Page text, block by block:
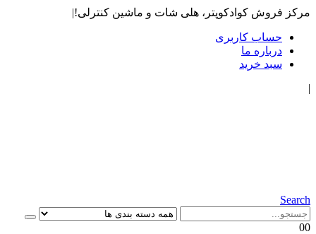
مرکز فروش کوادکوپتر، هلی شات و ماشین کنترلی!|
حساب کاربری
درباره ما
سبد خرید
|
Search
00